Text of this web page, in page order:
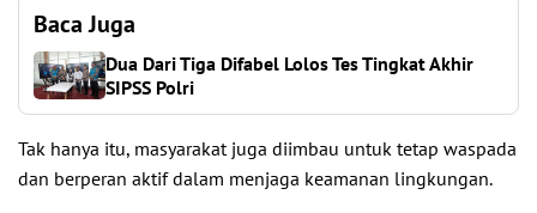
Baca Juga
Dua Dari Tiga Difabel Lolos Tes Tingkat Akhir
SIPSS Polri
Tak hanya itu, masyarakat juga diimbau untuk tetap waspada
dan berperan aktif dalam menjaga keamanan lingkungan.